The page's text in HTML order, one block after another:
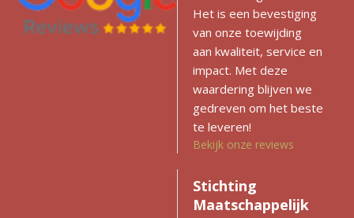
Het is een bevestiging
van onze toewijding
aan kwaliteit, service en
impact. Met deze
waardering blijven we
gedreven om het beste
te leveren!
Bekijk onze reviews
Stichting
Maatschappelijk